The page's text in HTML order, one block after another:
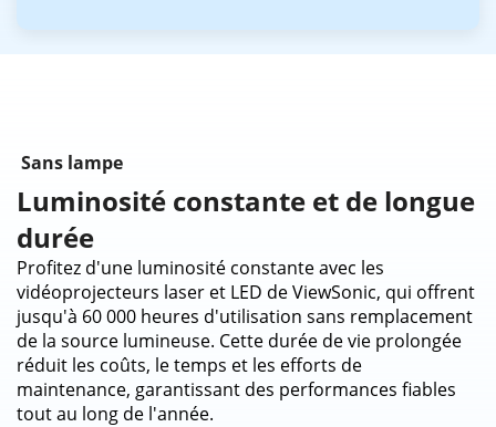
Sans lampe
Luminosité constante et de longue
durée
Profitez d'une luminosité constante avec les
vidéoprojecteurs laser et LED de ViewSonic, qui offrent
jusqu'à 60 000 heures d'utilisation sans remplacement
de la source lumineuse. Cette durée de vie prolongée
réduit les coûts, le temps et les efforts de
maintenance, garantissant des performances fiables
tout au long de l'année.